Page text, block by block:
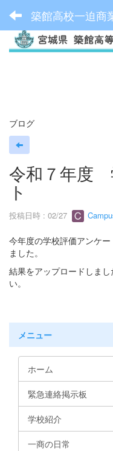
築館高校一迫商
ブログ
令和７年度
ト
投稿日時 : 02/27
今年度の学校評価アンケ
ました。
結果をアップロードしまし
い。
メニュー
ホーム
緊急連絡掲示板
学校紹介
一商の日常